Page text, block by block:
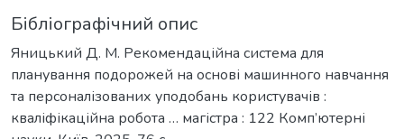
Бібліографічний опис
Яницький Д. М. Рекомендаційна система для
планування подорожей на основі машинного навчання
та персоналізованих уподобань користувачів :
кваліфікаційна робота … магістра : 122 Комп’ютерні